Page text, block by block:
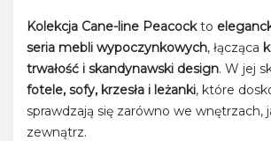
Kolekcja Cane-line Peacockto
seria mebli wypoczynkowych, łącząca
trwałość i skandynawski design. W jej
fotele, sofy, krzesła i leżanki, które
sprawdzają się zarówno we wnętrzach,
zewnątrz.